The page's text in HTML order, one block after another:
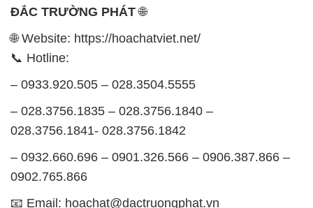
ĐẮC TRƯỜNG PHÁT🌐
🌐 Website: https://hoachatviet.net/
📞 Hotline:
– 0933.920.505 – 028.3504.5555
– 028.3756.1835 – 028.3756.1840 –
028.3756.1841- 028.3756.1842
– 0932.660.696 – 0901.326.566 – 0906.387.866 –
0902.765.866
📧 Email: hoachat@dactruongphat.vn